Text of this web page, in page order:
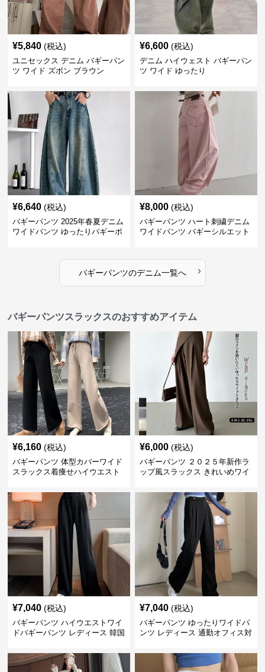
¥5,840 (税込)
ユニセックス デニム バギーパン
ツ ワイド ズボン ブラウン
¥6,600 (税込)
デニム ハイウェスト バギーパン
ツ ワイド ゆったり
¥6,640 (税込)
バギーパンツ 2025年春夏デニム
ワイドパンツ ゆったりバギーボ
¥8,000 (税込)
バギーパンツ ハート刺繍デニム
ワイドパンツ バギーシルエット
バギーパンツのデニム一覧へ ›
バギーパンツスラックスのおすすめアイテム
¥6,160 (税込)
バギーパンツ 体型カバーワイド
スラックス着痩せハイウエスト
¥6,000 (税込)
バギーパンツ ２０２５年新作ラ
ップ風スラックス きれいめワイ
¥7,040 (税込)
バギーパンツ ハイウエストワイ
ドバギーパンツ レディース 韓国
¥7,040 (税込)
バギーパンツ ゆったりワイドパ
ンツ レディース 通勤オフィス対